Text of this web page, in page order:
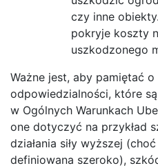
czy inne
pokryje koszty
uszkodzonego
Ważne jest, aby pamiętać o
odpowiedzialności, które
w Ogólnych Warunkach
one dotyczyć na przykład
działania siły wyższej
definiowana szeroko),